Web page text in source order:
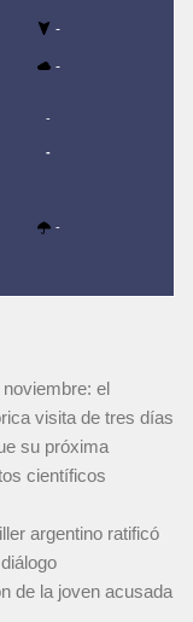
-
-
-
-
-
el
visita de tres días
su próxima
científicos
argentino ratificó
de la joven acusada